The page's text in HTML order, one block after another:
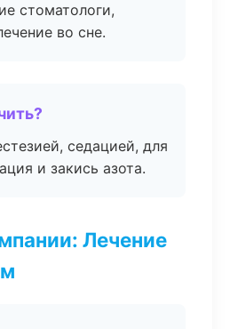
стоматологи,
во сне.
седацией, для
и закись азота.
Лечение